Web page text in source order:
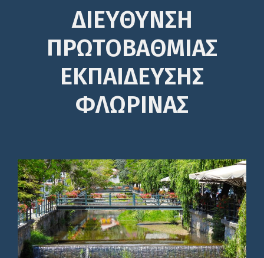
ΔΙΕΎΘΥΝΣΗ
ΠΡΩΤΟΒΆΘΜΙΑΣ
ΕΚΠΑΊΔΕΥΣΗΣ
ΦΛΩΡΙΝΑΣ